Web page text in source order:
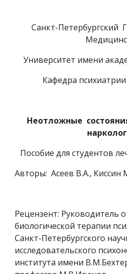
Санкт-Петербургский
Университет имени
Кафедра
Неотложные
Пособие для студентов
Авторы:  Асеев В.А., Киссин
Рецензент: Руководитель
биологической терапии
Санкт-Петербургского
исследовательского
института имени